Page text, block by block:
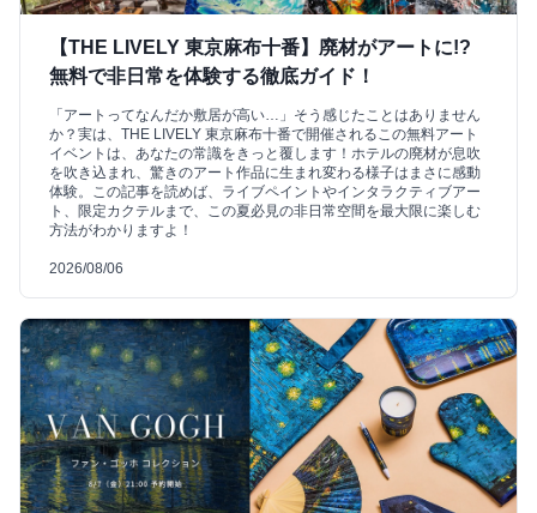
【THE LIVELY 東京麻布十番】廃材がアートに!?
無料で非日常を体験する徹底ガイド！
「アートってなんだか敷居が高い…」そう感じたことはありません
か？実は、THE LIVELY 東京麻布十番で開催されるこの無料アート
イベントは、あなたの常識をきっと覆します！ホテルの廃材が息吹
を吹き込まれ、驚きのアート作品に生まれ変わる様子はまさに感動
体験。この記事を読めば、ライブペイントやインタラクティブアー
ト、限定カクテルまで、この夏必見の非日常空間を最大限に楽しむ
方法がわかりますよ！
2026/08/06